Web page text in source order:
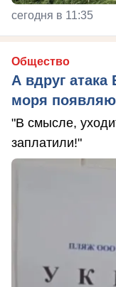
сегодня в 11:35
Общество
А вдруг
моря
"В смысле,
заплатили!"